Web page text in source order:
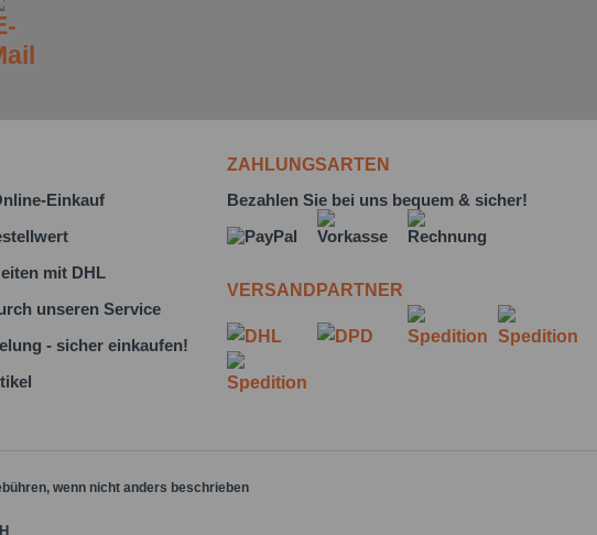
Einkauf
mit DHL
unseren Service
- sicher einkaufen!
ZAHLUNGSARTEN
Bezahlen Sie bei uns bequem & sicher!
VERSANDPARTNER
wenn nicht anders beschrieben